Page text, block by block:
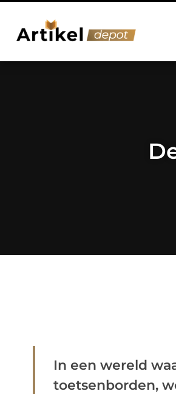
In een wereld
toetsenborden,